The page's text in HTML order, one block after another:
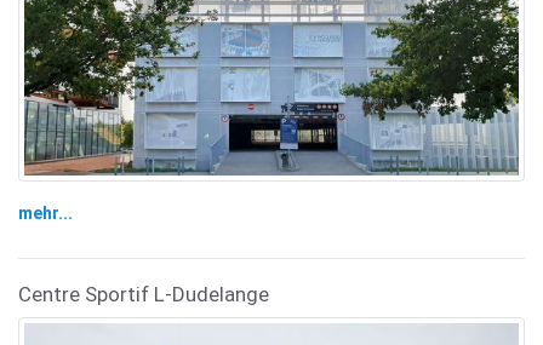
mehr...
Centre Sportif L-Dudelange